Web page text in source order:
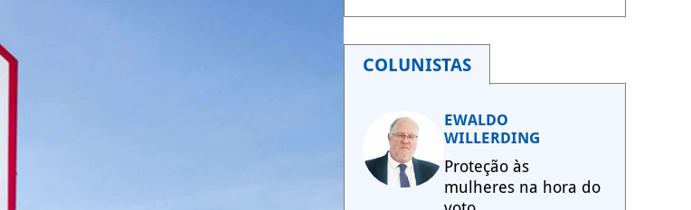
COLUNISTAS
EWALDO
WILLERDING
Proteção às
mulheres na hora do